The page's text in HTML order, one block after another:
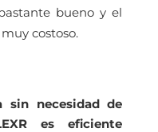
bueno y el
costoso.
sin necesidad de
es eficiente